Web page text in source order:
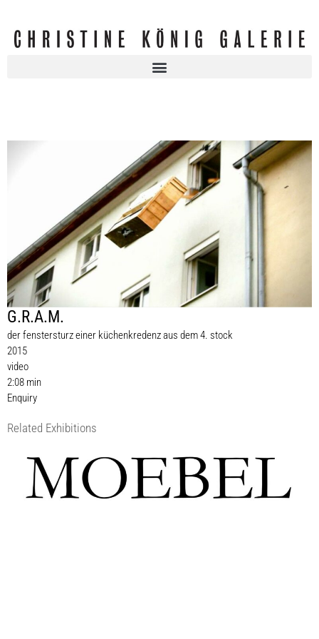
G.R.A.M.
der fenstersturz einer küchenkredenz aus dem 4. stock
2015
video
2:08 min
Enquiry
Related Exhibitions